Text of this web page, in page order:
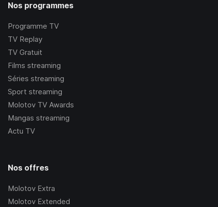
Nos programmes
Programme TV
TV Replay
TV Gratuit
Films streaming
Séries streaming
Sport streaming
Molotov TV Awards
Mangas streaming
Actu TV
Nos offres
Molotov Extra
Molotov Extended